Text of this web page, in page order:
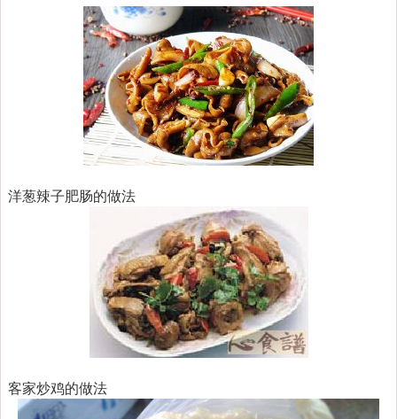
洋葱辣子肥肠的做法
客家炒鸡的做法